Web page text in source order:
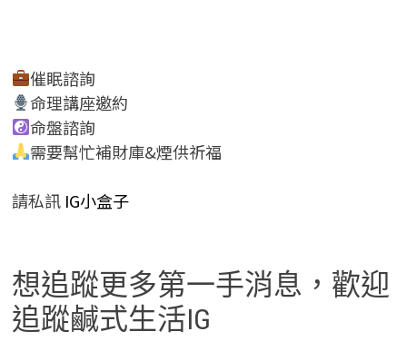
催眠諮詢
命理講座邀約
命盤諮詢
需要幫忙補財庫&煙供祈福
請私訊IG小盒子
想追蹤更多第一手消息，歡迎
追蹤鹹式生活IG